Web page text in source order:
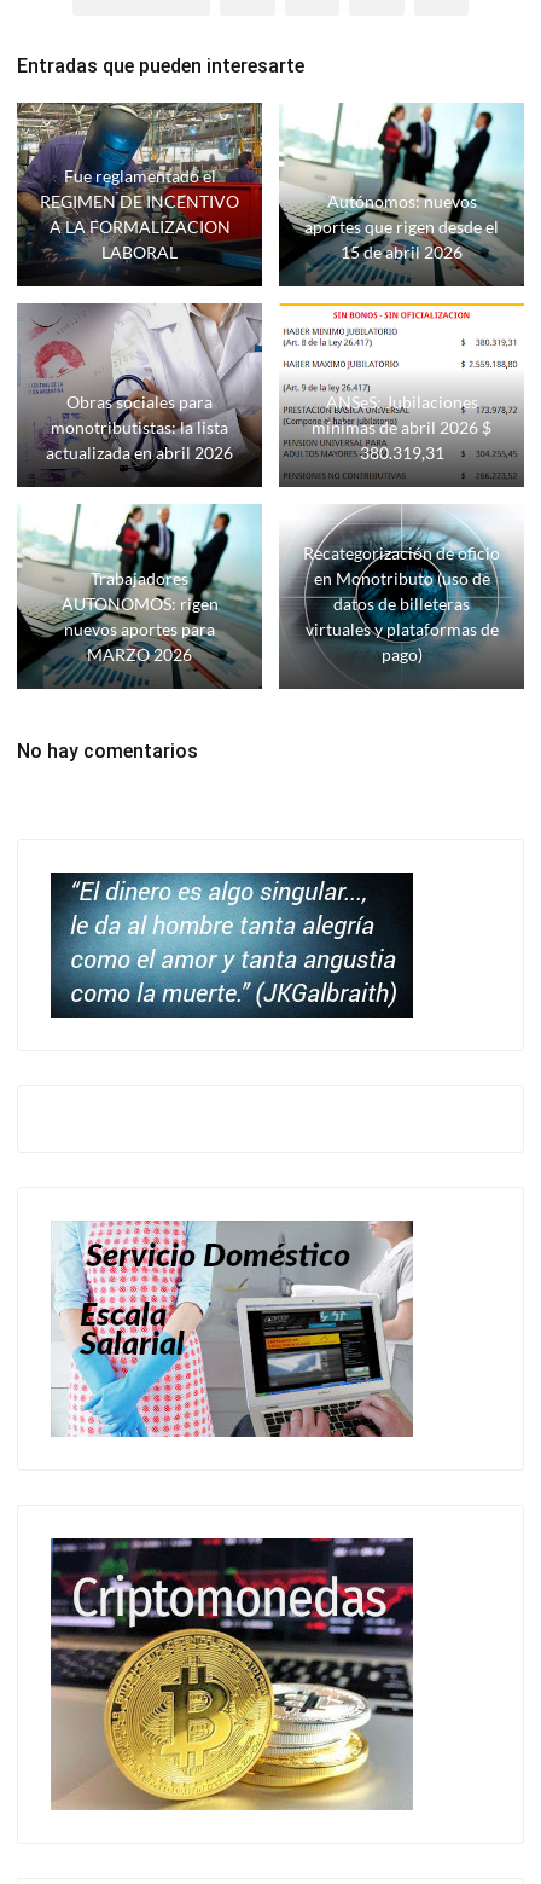
Entradas que pueden interesarte
Fue reglamentado el
REGIMEN DE INCENTIVO
A LA FORMALIZACION
LABORAL
Autónomos: nuevos
aportes que rigen desde el
15 de abril 2026
Obras sociales para
monotributistas: la lista
actualizada en abril 2026
ANSeS: Jubilaciones
mínimas de abril 2026 $
380.319,31
Trabajadores
AUTONOMOS: rigen
nuevos aportes para
MARZO 2026
Recategorización de oficio
en Monotributo (uso de
datos de billeteras
virtuales y plataformas de
pago)
No hay comentarios